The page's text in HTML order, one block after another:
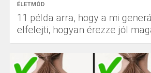
ÉLETMÓD
11 példa arra, hogy a mi
elfelejti, hogyan érezze jól